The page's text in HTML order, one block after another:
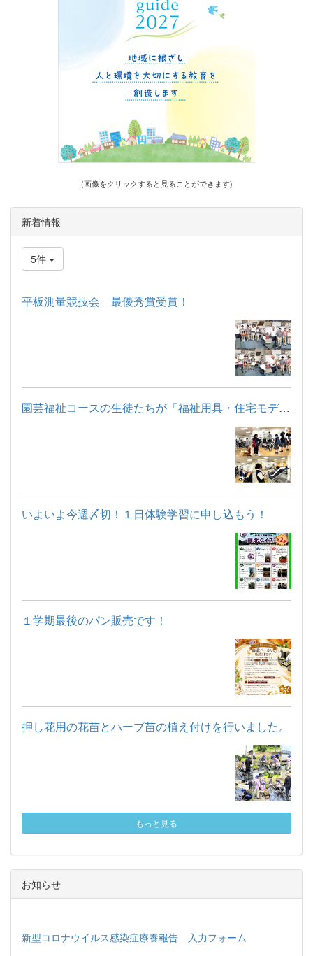
(画像をクリックすると見ることができます)
新着情報
5件
平板測量競技会 最優秀賞受賞！
園芸福祉コースの生徒たちが「福祉用具・住宅モデルルーム見学」...
いよいよ今週〆切！１日体験学習に申し込もう！
１学期最後のパン販売です！
押し花用の花苗とハーブ苗の植え付けを行いました。
もっと見る
お知らせ
新型コロナウイルス感染症療養報告 入力フォーム